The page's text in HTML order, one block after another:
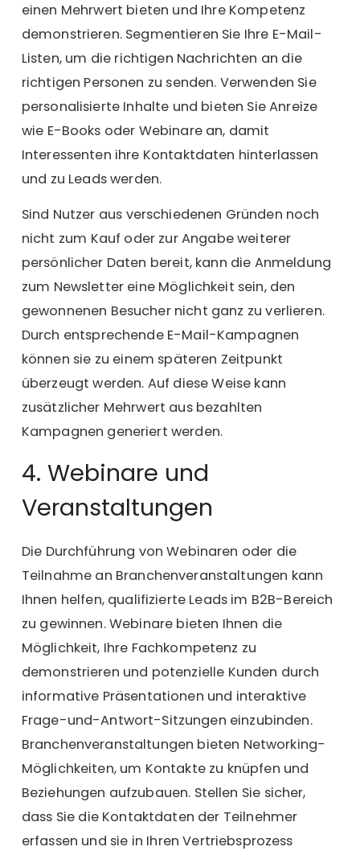
einen Mehrwert bieten und Ihre Kompetenz
demonstrieren. Segmentieren Sie Ihre E-Mail-
Listen, um die richtigen Nachrichten an die
richtigen Personen zu senden. Verwenden Sie
personalisierte Inhalte und bieten Sie Anreize
wie E-Books oder Webinare an, damit
Interessenten ihre Kontaktdaten hinterlassen
und zu Leads werden.
Sind Nutzer aus verschiedenen Gründen noch
nicht zum Kauf oder zur Angabe weiterer
persönlicher Daten bereit, kann die Anmeldung
zum Newsletter eine Möglichkeit sein, den
gewonnenen Besucher nicht ganz zu verlieren.
Durch entsprechende E-Mail-Kampagnen
können sie zu einem späteren Zeitpunkt
überzeugt werden. Auf diese Weise kann
zusätzlicher Mehrwert aus bezahlten
Kampagnen generiert werden.
4. Webinare und
Veranstaltungen
Die Durchführung von Webinaren oder die
Teilnahme an Branchenveranstaltungen kann
Ihnen helfen, qualifizierte Leads im B2B-Bereich
zu gewinnen. Webinare bieten Ihnen die
Möglichkeit, Ihre Fachkompetenz zu
demonstrieren und potenzielle Kunden durch
informative Präsentationen und interaktive
Frage-und-Antwort-Sitzungen einzubinden.
Branchenveranstaltungen bieten Networking-
Möglichkeiten, um Kontakte zu knüpfen und
Beziehungen aufzubauen. Stellen Sie sicher,
dass Sie die Kontaktdaten der Teilnehmer
erfassen und sie in Ihren Vertriebsprozess